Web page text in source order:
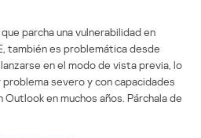
parcha una vulnerabilidad en
también es problemática desde
en el modo de vista previa, lo
severo y con capacidades
en muchos años. Párchala de